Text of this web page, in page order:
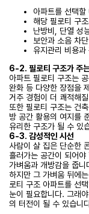
아파트를 선택
해당 필로티 구
난방비, 단열 성
보안과 소음 차
유지관리 비용과
6-2. 필로티 구조가 주
아파트 필로티 구조는
완화 등 다양한 장점을
거주 경험이 더 쾌적해
또한 필로티 구조는 건
방 공간 활용의 여지를
유리한 구조가 될 수 있
6-3. 감성적인 시선
사람이 살 집은 단순한
흘러가는 공간이 되어
가벼움과 개방감을 줍니
하지만 그 가벼움 뒤에
로티 구조 아파트를 선
눈이 필요합니다. 그래
의 터전이 될 수 있습니